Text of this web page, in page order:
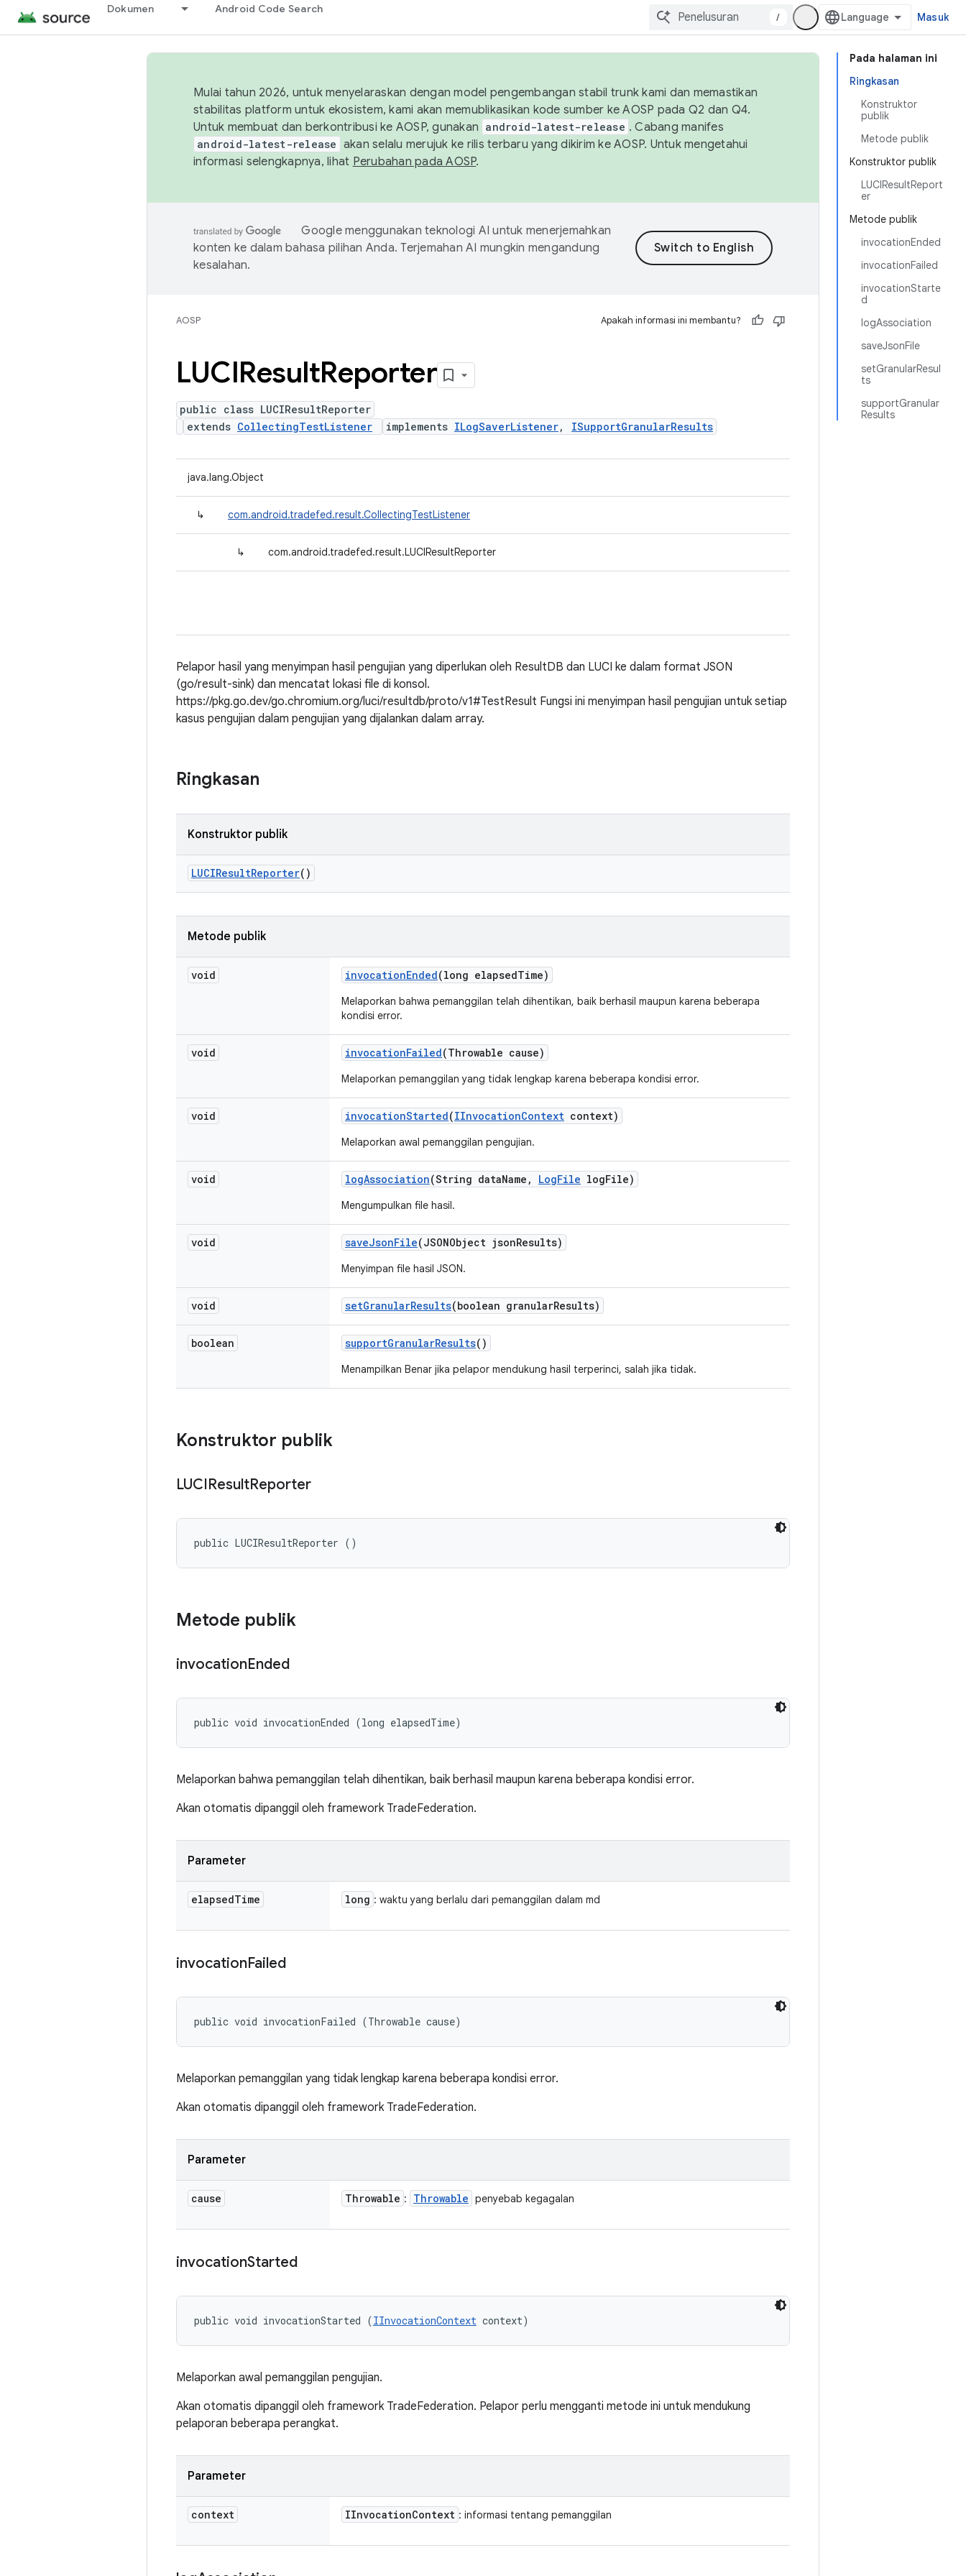
Dokumen Android Code Search
/ Masuk
Pada halaman ini
Ringkasan
Konstruktor
publik
Metode publik
Konstruktor publik
LUCIResultReport
er
Metode publik
invocationEnded
invocationFailed
invocationStarte
d
logAssociation
saveJsonFile
setGranularResul
ts
supportGranular
Results
Mulai tahun 2026, untuk menyelaraskan dengan model pengembangan stabil trunk kami dan memastikan
stabilitas platform untuk ekosistem, kami akan memublikasikan kode sumber ke AOSP pada Q2 dan Q4.
Untuk membuat dan berkontribusi ke AOSP, gunakan android-latest-release . Cabang manifes
android-latest-release akan selalu merujuk ke rilis terbaru yang dikirim ke AOSP. Untuk mengetahui
informasi selengkapnya, lihat Perubahan pada AOSP.
Google menggunakan teknologi AI untuk menerjemahkan
konten ke dalam bahasa pilihan Anda. Terjemahan AI mungkin mengandung
kesalahan.
AOSP Apakah informasi ini membantu?
LUCIResultReporter
public class LUCIResultReporter
extends CollectingTestListener implements ILogSaverListener, ISupportGranularResults
java.lang.Object
↳ com.android.tradefed.result.CollectingTestListener
↳ com.android.tradefed.result.LUCIResultReporter
Pelapor hasil yang menyimpan hasil pengujian yang diperlukan oleh ResultDB dan LUCI ke dalam format JSON
(go/result-sink) dan mencatat lokasi file di konsol.
https://pkg.go.dev/go.chromium.org/luci/resultdb/proto/v1#TestResult Fungsi ini menyimpan hasil pengujian untuk setiap
kasus pengujian dalam pengujian yang dijalankan dalam array.
Ringkasan
Konstruktor publik
LUCIResultReporter()
Metode publik
void invocationEnded(long elapsedTime)
Melaporkan bahwa pemanggilan telah dihentikan, baik berhasil maupun karena beberapa
kondisi error.
void invocationFailed(Throwable cause)
Melaporkan pemanggilan yang tidak lengkap karena beberapa kondisi error.
void invocationStarted(IInvocationContext context)
Melaporkan awal pemanggilan pengujian.
void logAssociation(String dataName , LogFile logFile)
Mengumpulkan file hasil.
void saveJsonFile(JSONObject jsonResults)
Menyimpan file hasil JSON.
void setGranularResults(boolean granularResults)
boolean supportGranularResults()
Menampilkan Benar jika pelapor mendukung hasil terperinci, salah jika tidak.
Konstruktor publik
LUCIResultReporter
public LUCIResultReporter ()
Metode publik
invocationEnded
public void invocationEnded (long elapsedTime)
Melaporkan bahwa pemanggilan telah dihentikan, baik berhasil maupun karena beberapa kondisi error.
Akan otomatis dipanggil oleh framework TradeFederation.
Parameter
elapsedTime long : waktu yang berlalu dari pemanggilan dalam md
invocationFailed
public void invocationFailed (Throwable cause)
Melaporkan pemanggilan yang tidak lengkap karena beberapa kondisi error.
Akan otomatis dipanggil oleh framework TradeFederation.
Parameter
cause Throwable : Throwable penyebab kegagalan
invocationStarted
public void invocationStarted (IInvocationContext context)
Melaporkan awal pemanggilan pengujian.
Akan otomatis dipanggil oleh framework TradeFederation. Pelapor perlu mengganti metode ini untuk mendukung
pelaporan beberapa perangkat.
Parameter
context IInvocationContext : informasi tentang pemanggilan